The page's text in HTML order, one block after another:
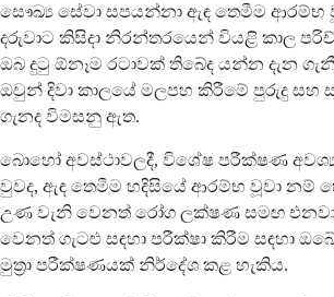
සෞඛ්‍ය සේවා සපයන්නා ඇඳ තෙමීම ආරම්භ
දරුවාට කිසිදා නිරන්තරයෙන් වියළි කාල
ඔබ දුටු ඕනෑම රටාවක් තිබේද යන්න දැන
ඔවුන් දිවා කාලයේ මලපහ කිරීමේ පුරුදු සහ
ගැනද විමසනු ඇත.
බොහෝ අවස්ථාවලදී, විශේෂ පරීක්ෂණ
වුවද, ඇඳ තෙමීම හදිසියේ ආරම්භ වූවා නම්
උණ වැනි වෙනත් රෝග ලක්ෂණ සමඟ
වෙනත් ගැටළු සඳහා පරීක්ෂා කිරීම සඳහා
මුත්‍රා පරීක්ෂණයක් නිර්දේශ කළ හැකිය.